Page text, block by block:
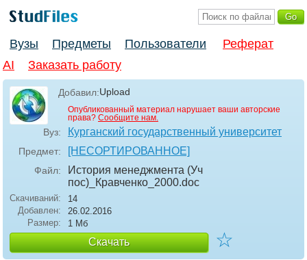
Вузы Предметы Пользователи
Реферат
AI
Заказать работу
Добавил:Upload
Опубликованный материал нарушает ваши авторские
права? Сообщите нам.
Вуз: Курганский государственный университет
Предмет: [НЕСОРТИРОВАННОЕ]
Файл:
История менеджмента (Уч
пос)_Кравченко_2000.doc
Скачиваний:
14
Добавлен:
26.02.2016
Размер:
1 Мб
Скачать ☆